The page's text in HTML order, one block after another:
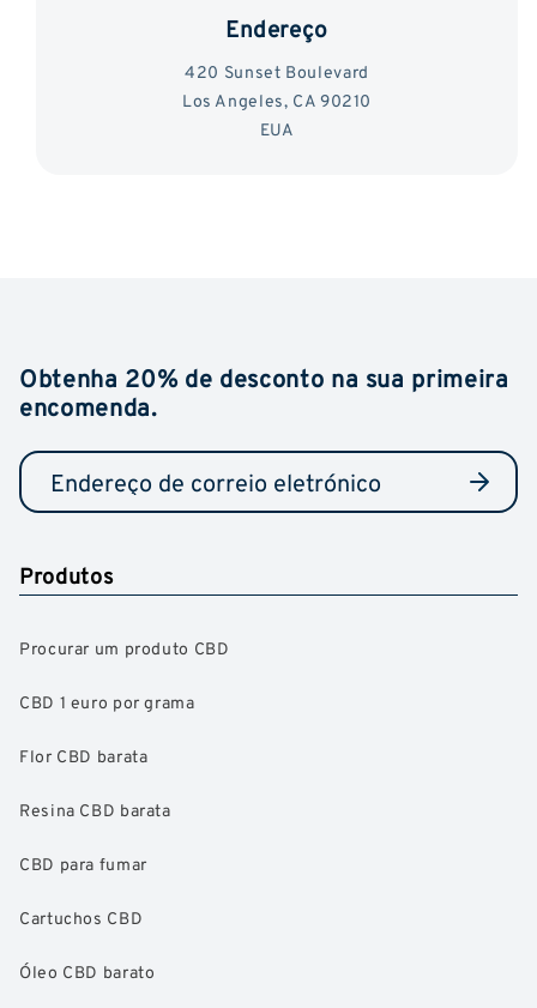
Endereço
420 Sunset Boulevard
Los Angeles, CA 90210
EUA
Obtenha 20% de desconto na sua primeira
encomenda.
Produtos
Procurar um produto CBD
CBD 1 euro por grama
Flor CBD barata
Resina CBD barata
CBD para fumar
Cartuchos CBD
Óleo CBD barato